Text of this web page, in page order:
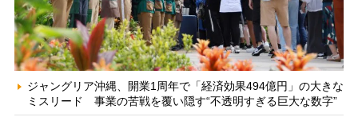
ジャングリア沖縄、開業1周年で「経済効果494億円」の大きな
ミスリード 事業の苦戦を覆い隠す“不透明すぎる巨大な数字”